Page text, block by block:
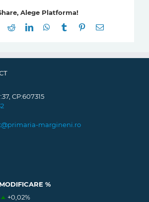
Alege Platforma!
RedditLinkedInWhatsApp
Tumblr Pinterest
E-
CP:607315
margineni.ro
MODIFICARE %
+0,02%